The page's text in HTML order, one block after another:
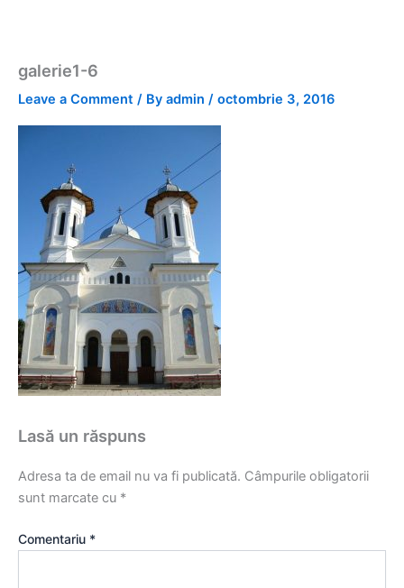
galerie1-6
Leave a Comment / By admin / octombrie 3, 2016
Lasă un răspuns
Adresa ta de email nu va fi publicată. Câmpurile obligatorii
sunt marcate cu *
Comentariu *